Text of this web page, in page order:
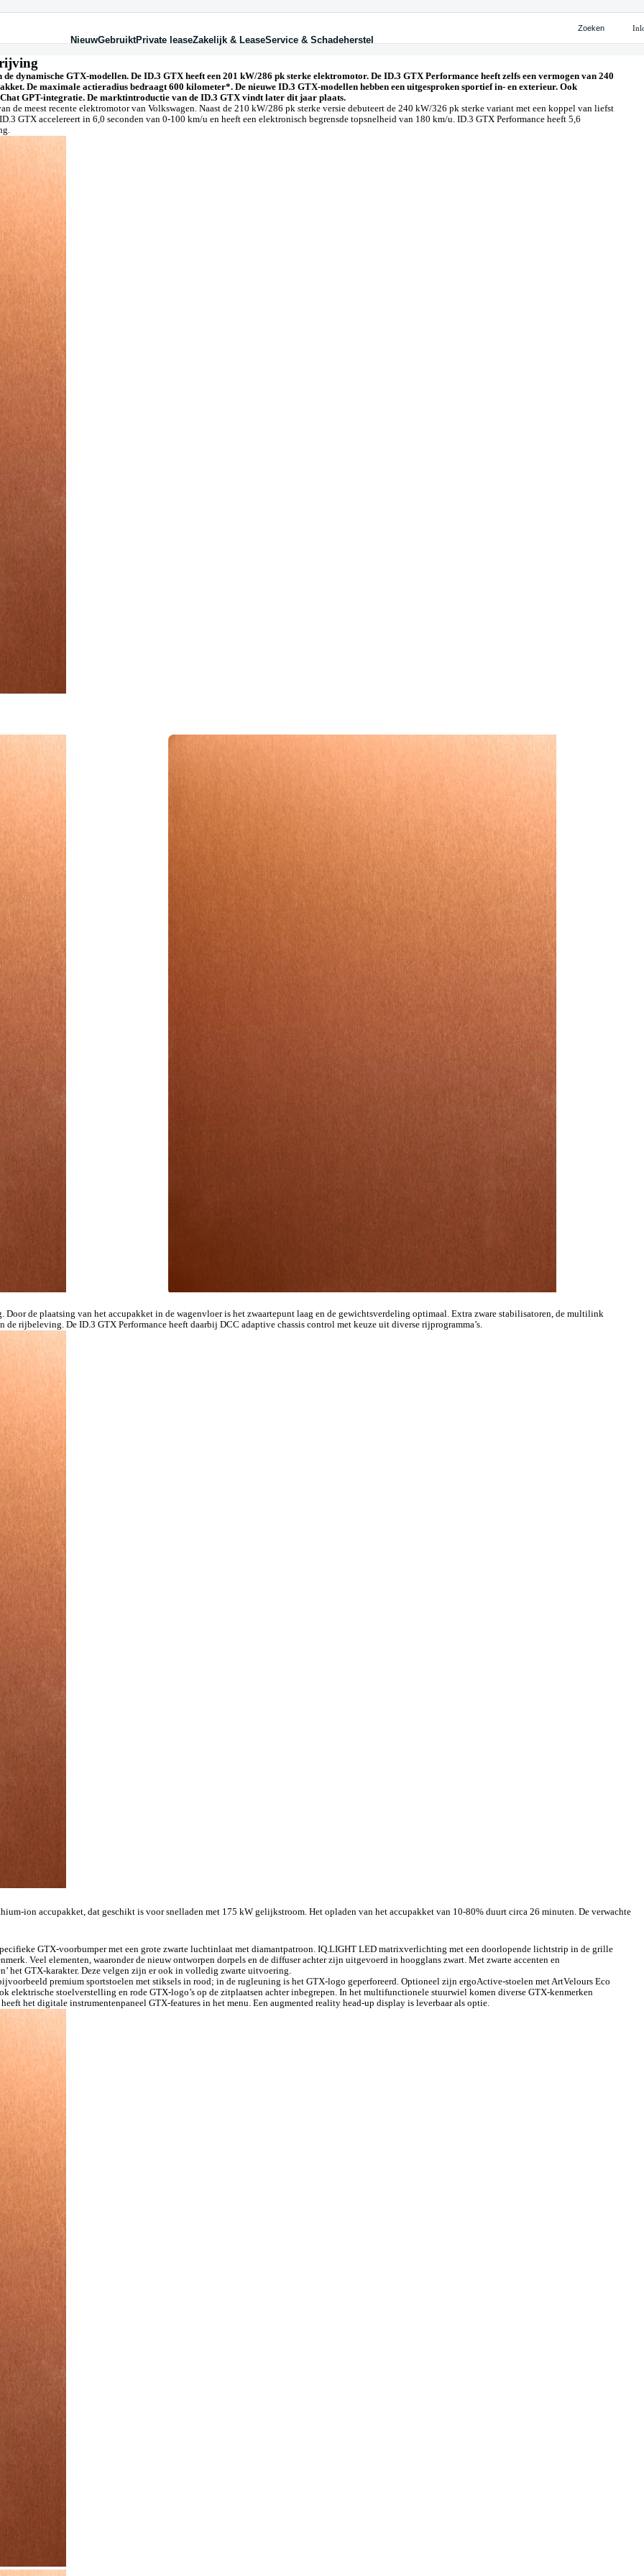
Nieuw
Volkswagen modellen
Laadpalen
Private leasen
Verzekeren
Zakelijke leasen
Maatwerk personenauto's
Gebruikt
Laadpalen
Occasiongarantie
Verzekeren
Private leaseZakelijk & Lease
Auto huren
Maatwerk personenauto's
Service & Schadeherstel
huren
Onderdelendienst
vervoer
Zoeken
dynamische GTX-modellen. De ID.3 GTX heeft een 201 kW/286 pk sterke elektromotor. De ID.3 GTX Performance heeft zelfs een vermogen van 240
De maximale actieradius bedraagt 600 kilometer*. De nieuwe ID.3 GTX-modellen hebben een uitgesproken sportief in- en exterieur. Ook
GPT-integratie. De marktintroductie van de ID.3 GTX vindt later dit jaar plaats.
de meest recente elektromotor van Volkswagen. Naast de 210 kW/286 pk sterke versie debuteert de 240 kW/326 pk sterke variant met een koppel van liefst
GTX accelereert in 6,0 seconden van 0-100 km/u en heeft een elektronisch begrensde topsnelheid van 180 km/u. ID.3 GTX Performance heeft 5,6
de plaatsing van het accupakket in de wagenvloer is het zwaartepunt laag en de gewichtsverdeling optimaal. Extra zware stabilisatoren, de multilink
rijbeleving. De ID.3 GTX Performance heeft daarbij DCC adaptive chassis control met keuze uit diverse rijprogramma’s.
ion accupakket, dat geschikt is voor snelladen met 175 kW gelijkstroom. Het opladen van het accupakket van 10-80% duurt circa 26 minuten. De verwachte
GTX-voorbumper met een grote zwarte luchtinlaat met diamantpatroon. IQ.LIGHT LED matrixverlichting met een doorlopende lichtstrip in de grille
Veel elementen, waaronder de nieuw ontworpen dorpels en de diffuser achter zijn uitgevoerd in hoogglans zwart. Met zwarte accenten en
het GTX-karakter. Deze velgen zijn er ook in volledig zwarte uitvoering.
premium sportstoelen met stiksels in rood; in de rugleuning is het GTX-logo geperforeerd. Optioneel zijn ergoActive-stoelen met ArtVelours Eco
elektrische stoelverstelling en rode GTX-logo’s op de zitplaatsen achter inbegrepen. In het multifunctionele stuurwiel komen diverse GTX-kenmerken
het digitale instrumentenpaneel GTX-features in het menu. Een augmented reality head-up display is leverbaar als optie.